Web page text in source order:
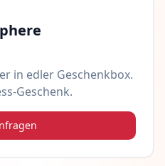
in edler Geschenkbox.
Geschenk.